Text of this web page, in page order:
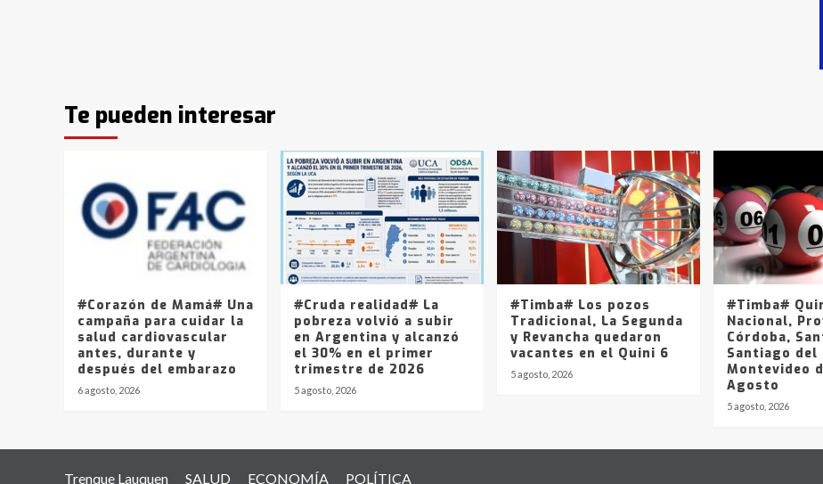
Te pueden interesar
#Corazón de Mamá# Una
campaña para cuidar la
salud cardiovascular
antes, durante y
después del embarazo
6 agosto, 2026
#Cruda realidad# La
pobreza volvió a subir
en Argentina y alcanzó
el 30% en el primer
trimestre de 2026
5 agosto, 2026
#Timba# Los pozos
Tradicional, La Segunda
y Revancha quedaron
vacantes en el Quini 6
5 agosto, 2026
#Timba#
Nacional,
Córdoba,
Santiago del
Montevideo
Agosto
5 agosto, 2026
Trenque Lauquen SALUD ECONOMÍA POLÍTICA